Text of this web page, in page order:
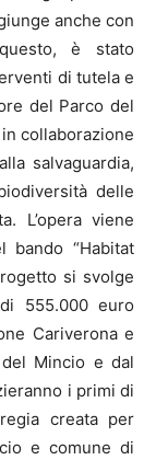
anche con
è stato
di tutela e
del Parco del
collaborazione
salvaguardia,
delle
L’opera viene
bando “Habitat
si svolge
555.000 euro
Cariverona e
Mincio e dal
i primi di
creata per
e comune di